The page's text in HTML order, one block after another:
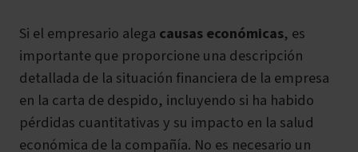
Si el empresario alega causas económicas, es
importante que proporcione una descripción
detallada de la situación financiera de la empresa
en la carta de despido, incluyendo si ha habido
pérdidas cuantitativas y su impacto en la salud
económica de la compañía. No es necesario un